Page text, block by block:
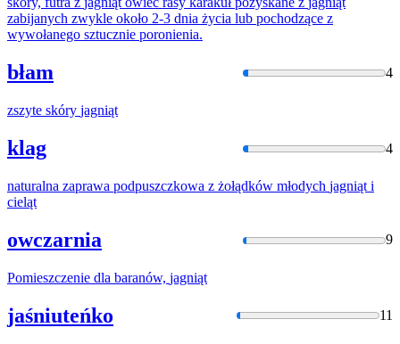
zabijanych zwykle około 2-3 dnia życia lub pochodzące z
wywołanego sztucznie poronienia.
błam 4
zszyte skóry jagniąt
klag 4
naturalna zaprawa podpuszczkowa z żołądków młodych jagniąt i
cieląt
owczarnia 9
Pomieszczenie dla baranów, jagniąt
jaśniuteńko 11